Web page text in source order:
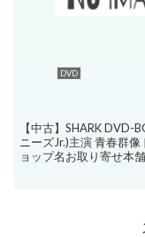
DVD
【中古】SHARK DVD-
ニーズJr.)主演 青春群
ョップ名お取り寄せ本